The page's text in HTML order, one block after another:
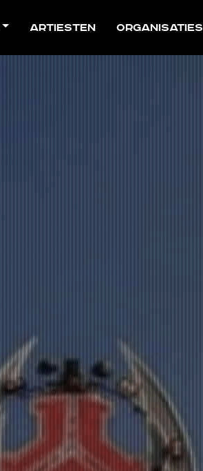
Artiesten Organisaties